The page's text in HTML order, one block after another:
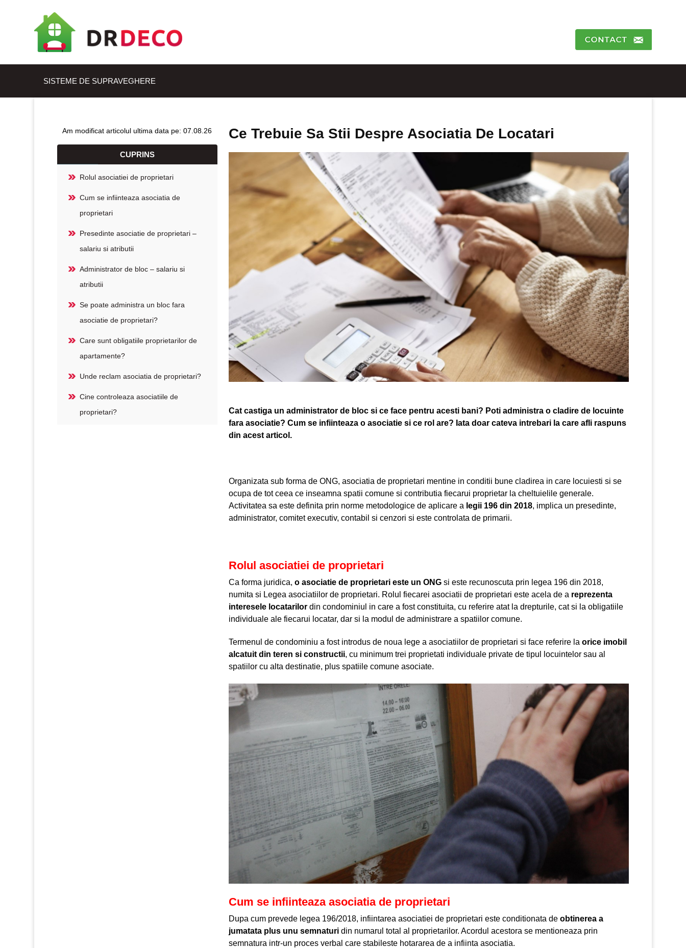
SISTEME DE SUPRAVEGHERE
Am modificat articolul ultima data pe: 07.08.26
CUPRINS
Rolul asociatiei de proprietari
Cum se infiinteaza asociatia de
proprietari
Presedinte asociatie de proprietari –
salariu si atributii
Administrator de bloc – salariu si
atributii
Se poate administra un bloc fara
asociatie de proprietari?
Care sunt obligatiile proprietarilor de
apartamente?
Unde reclam asociatia de proprietari?
Cine controleaza asociatiile de
proprietari?
Ce Trebuie Sa Stii Despre Asociatia De Locatari
Cat castiga un administrator de bloc si ce face pentru acesti bani? Poti administra o cladire de locuinte
fara asociatie? Cum se infiinteaza o asociatie si ce rol are? Iata doar cateva intrebari la care afli raspuns
din acest articol.
Organizata sub forma de ONG, asociatia de proprietari mentine in conditii bune cladirea in care locuiesti si se
ocupa de tot ceea ce inseamna spatii comune si contributia fiecarui proprietar la cheltuielile generale.
Activitatea sa este definita prin norme metodologice de aplicare a legii 196 din 2018, implica un presedinte,
administrator, comitet executiv, contabil si cenzori si este controlata de primarii.
Rolul asociatiei de proprietari
Ca forma juridica,o asociatie de proprietari este un ONG si este recunoscuta prin legea 196 din 2018,
numita si Legea asociatiilor de proprietari. Rolul fiecarei asociatii de proprietari este acela de a reprezenta
interesele locatarilor din condominiul in care a fost constituita, cu referire atat la drepturile, cat si la obligatiile
individuale ale fiecarui locatar, dar si la modul de administrare a spatiilor comune.
Termenul de condominiu a fost introdus de noua lege a asociatiilor de proprietari si face referire laorice imobil
alcatuit din teren si constructii, cu minimum trei proprietati individuale private de tipul locuintelor sau al
spatiilor cu alta destinatie, plus spatiile comune asociate.
Cum se infiinteaza asociatia de proprietari
Dupa cum prevede legea 196/2018, infiintarea asociatiei de proprietari este conditionata deobtinerea a
jumatata plus unu semnaturi din numarul total al proprietarilor. Acordul acestora se mentioneaza prin
semnatura intr-un proces verbal care stabileste hotararea de a infiinta asociatia.